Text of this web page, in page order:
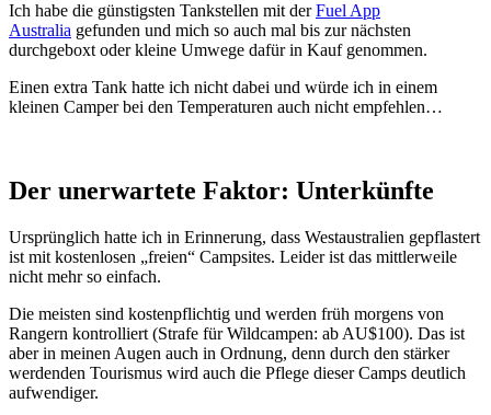
Ich habe die günstigsten Tankstellen mit derFuel App
Australia gefunden und mich so auch mal bis zur nächsten
durchgeboxt oder kleine Umwege dafür in Kauf genommen.
Einen extra Tank hatte ich nicht dabei und würde ich in einem
kleinen Camper bei den Temperaturen auch nicht empfehlen…
Der unerwartete Faktor: Unterkünfte
Ursprünglich hatte ich in Erinnerung, dass Westaustralien gepflastert
ist mit kostenlosen „freien“ Campsites. Leider ist das mittlerweile
nicht mehr so einfach.
Die meisten sind kostenpflichtig und werden früh morgens von
Rangern kontrolliert (Strafe für Wildcampen: ab AU$100). Das ist
aber in meinen Augen auch in Ordnung, denn durch den stärker
werdenden Tourismus wird auch die Pflege dieser Camps deutlich
aufwendiger.